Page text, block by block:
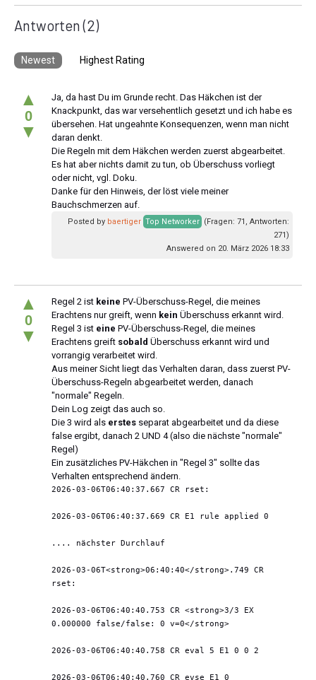
Antworten(2)
Newest Highest Rating
▲
0
▼
Ja, da hast Du im Grunde recht. Das Häkchen ist der
Knackpunkt, das war versehentlich gesetzt und ich habe es
übersehen. Hat ungeahnte Konsequenzen, wenn man nicht
daran denkt.
Die Regeln mit dem Häkchen werden zuerst abgearbeitet.
Es hat aber nichts damit zu tun, ob Überschuss vorliegt
oder nicht, vgl. Doku.
Danke für den Hinweis, der löst viele meiner
Bauchschmerzen auf.
Posted by baertiger Top Networker (Fragen: 71, Antworten:
271)
Answered on 20. März 2026 18:33
▲
0
▼
Regel 2 ist keine PV-Überschuss-Regel, die meines
Erachtens nur greift, wenn kein Überschuss erkannt wird.
Regel 3 ist eine PV-Überschuss-Regel, die meines
Erachtens greift sobald Überschuss erkannt wird und
vorrangig verarbeitet wird.
Aus meiner Sicht liegt das Verhalten daran, dass zuerst PV-
Überschuss-Regeln abgearbeitet werden, danach
"normale" Regeln.
Dein Log zeigt das auch so.
Die 3 wird als erstes separat abgearbeitet und da diese
false ergibt, danach 2 UND 4 (also die nächste "normale"
Regel)
Ein zusätzliches PV-Häkchen in "Regel 3" sollte das
Verhalten entsprechend ändern.
2026-03-06T06:40:37.667 CR rset:
2026-03-06T06:40:37.669 CR E1 rule applied 0
.... nächster Durchlauf
2026-03-06T<strong>06:40:40</strong>.749 CR
rset:
2026-03-06T06:40:40.753 CR <strong>3/3 EX
0.000000 false/false: 0 v=0</strong>
2026-03-06T06:40:40.758 CR eval 5 E1 0 0 2
2026-03-06T06:40:40.760 CR evse E1 0